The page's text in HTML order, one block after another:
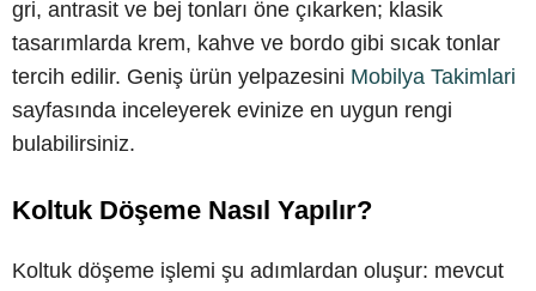
gri, antrasit ve bej tonları öne çıkarken; klasik
tasarımlarda krem, kahve ve bordo gibi sıcak tonlar
tercih edilir. Geniş ürün yelpazesini Mobilya Takimlari
sayfasında inceleyerek evinize en uygun rengi
bulabilirsiniz.
Koltuk Döşeme Nasıl Yapılır?
Koltuk döşeme işlemi şu adımlardan oluşur: mevcut